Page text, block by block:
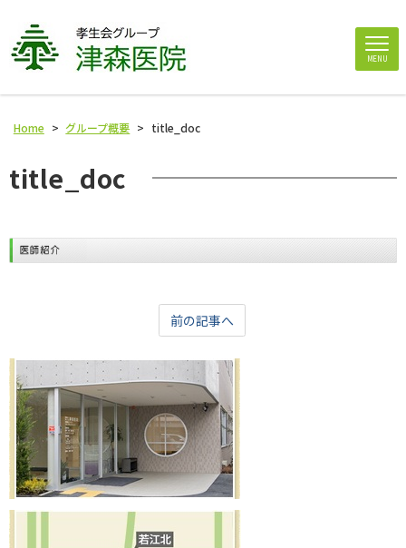
MENU
Home > グループ概要 > title_doc
title_doc
前の記事へ